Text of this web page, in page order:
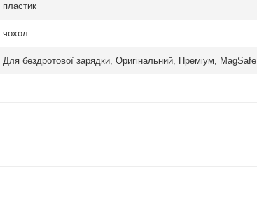
пластик
чохол
Для бездротової зарядки, Оригінальний, Преміум, MagSafe